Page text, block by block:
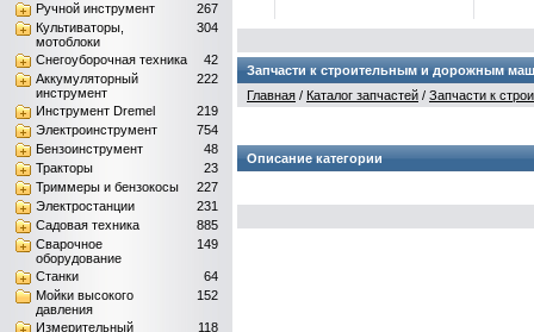
267
Ручной инструмент
304
Культиваторы,
мотоблоки
42
Снегоуборочная техника
222
Аккумуляторный
инструмент
219
Инструмент Dremel
754
Электроинструмент
48
Бензоинструмент
23
Тракторы
227
Триммеры и бензокосы
231
Электростанции
885
Садовая техника
149
Сварочное
оборудование
64
Станки
152
Мойки высокого
давления
118
Измерительный
Лобзик Зубр ЗЛ-710ЭМ
Запчасти к строительным и дорожным
Главная / Каталог запчастей / Запчасти к
Описание категории